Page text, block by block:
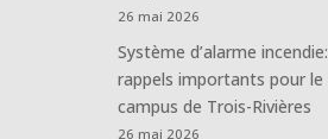
26 mai 2026
Système d’alarme incendie:
rappels importants pour le
campus de Trois-Rivières
26 mai 2026